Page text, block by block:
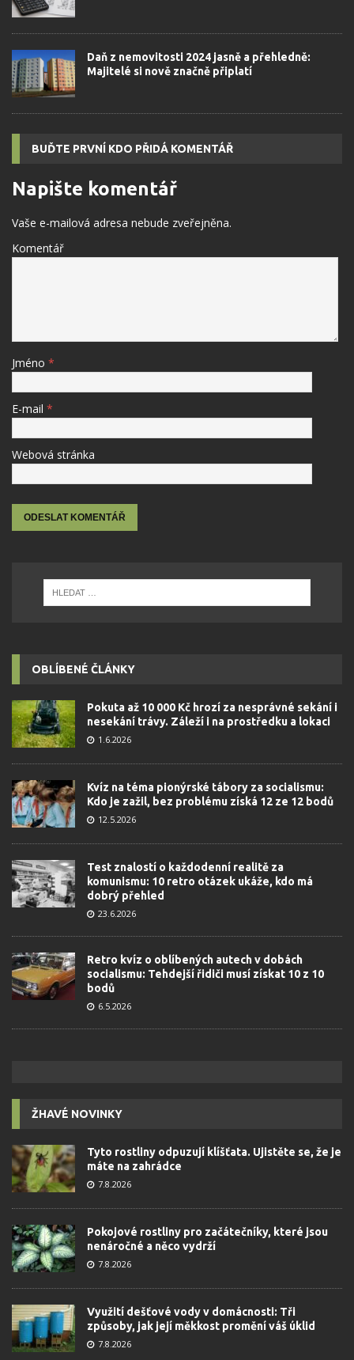
Daň z nemovitosti 2024 jasně a přehledně:
Majitelé si nově značně připlatí
BUĎTE PRVNÍ KDO PŘIDÁ KOMENTÁŘ
Napište komentář
Vaše e-mailová adresa nebude zveřejněna.
Komentář
Jméno *
E-mail *
Webová stránka
OBLÍBENÉ ČLÁNKY
Pokuta až 10 000 Kč hrozí za nesprávné sekání i
nesekání trávy. Záleží i na prostředku a lokaci
1.6.2026
Kvíz na téma pionýrské tábory za socialismu:
Kdo je zažil, bez problému získá 12 ze 12 bodů
12.5.2026
Test znalostí o každodenní realitě za
komunismu: 10 retro otázek ukáže, kdo má
dobrý přehled
23.6.2026
Retro kvíz o oblíbených autech v dobách
socialismu: Tehdejší řidiči musí získat 10 z 10
bodů
6.5.2026
ŽHAVÉ NOVINKY
Tyto rostliny odpuzují klíšťata. Ujistěte se, že je
máte na zahrádce
7.8.2026
Pokojové rostliny pro začátečníky, které jsou
nenáročné a něco vydrží
7.8.2026
Využití dešťové vody v domácnosti: Tři
způsoby, jak její měkkost promění váš úklid
7.8.2026